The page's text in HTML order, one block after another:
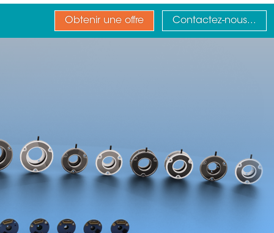
Obtenir une offre Contactez-nous...